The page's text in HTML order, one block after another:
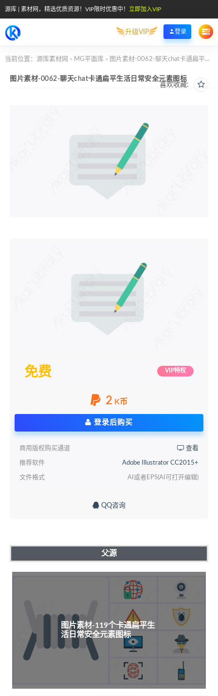
源库 | 素材网，精选优质资源！VIP限时优惠中！ 立即加入VIP
升级VIP 登录
当前位置： 源库素材网 > MG平面库 > 图片素材-0062-聊天chat卡通扁平生活日常安全元素图标
喜欢收藏:
图片素材-0062-聊天chat卡通扁平生活日常安全元素图标
免费 VIP特权
2 K币
登录后购买
商用版权购买通道 查看
推荐软件 Adobe Illustrator CC2015+
文件格式 AI或者EPS(AI可打开编辑)
QQ咨询
父源
图片素材-119个卡通扁平生
活日常安全元素图标